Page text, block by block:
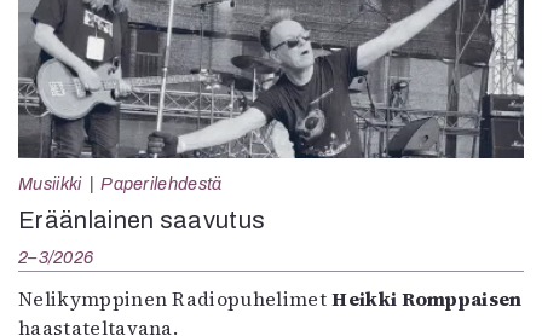
Musiikki Paperilehdestä
Eräänlainen saavutus
2–3/2026
Nelikymppinen RadiopuhelimetHeikki Romppaisen
haastateltavana.